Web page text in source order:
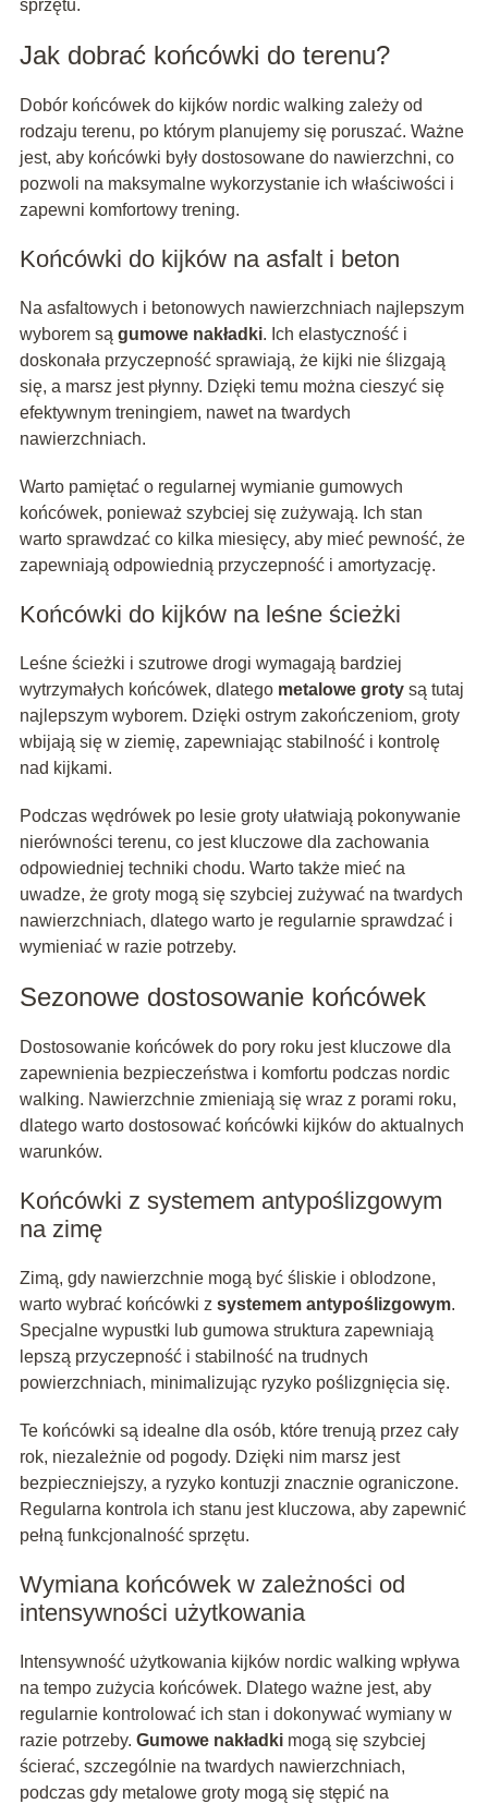
sprzętu.
Jak dobrać końcówki do terenu?
Dobór końcówek do kijków nordic walking zależy od
rodzaju terenu, po którym planujemy się poruszać. Ważne
jest, aby końcówki były dostosowane do nawierzchni, co
pozwoli na maksymalne wykorzystanie ich właściwości i
zapewni komfortowy trening.
Końcówki do kijków na asfalt i beton
Na asfaltowych i betonowych nawierzchniach najlepszym
wyborem są gumowe nakładki. Ich elastyczność i
doskonała przyczepność sprawiają, że kijki nie ślizgają
się, a marsz jest płynny. Dzięki temu można cieszyć się
efektywnym treningiem, nawet na twardych
nawierzchniach.
Warto pamiętać o regularnej wymianie gumowych
końcówek, ponieważ szybciej się zużywają. Ich stan
warto sprawdzać co kilka miesięcy, aby mieć pewność, że
zapewniają odpowiednią przyczepność i amortyzację.
Końcówki do kijków na leśne ścieżki
Leśne ścieżki i szutrowe drogi wymagają bardziej
wytrzymałych końcówek, dlatego metalowe grotysą tutaj
najlepszym wyborem. Dzięki ostrym zakończeniom, groty
wbijają się w ziemię, zapewniając stabilność i kontrolę
nad kijkami.
Podczas wędrówek po lesie groty ułatwiają pokonywanie
nierówności terenu, co jest kluczowe dla zachowania
odpowiedniej techniki chodu. Warto także mieć na
uwadze, że groty mogą się szybciej zużywać na twardych
nawierzchniach, dlatego warto je regularnie sprawdzać i
wymieniać w razie potrzeby.
Sezonowe dostosowanie końcówek
Dostosowanie końcówek do pory roku jest kluczowe dla
zapewnienia bezpieczeństwa i komfortu podczas nordic
walking. Nawierzchnie zmieniają się wraz z porami roku,
dlatego warto dostosować końcówki kijków do aktualnych
warunków.
Końcówki z systemem antypoślizgowym
na zimę
Zimą, gdy nawierzchnie mogą być śliskie i oblodzone,
warto wybrać końcówki z systemem antypoślizgowym.
Specjalne wypustki lub gumowa struktura zapewniają
lepszą przyczepność i stabilność na trudnych
powierzchniach, minimalizując ryzyko poślizgnięcia się.
Te końcówki są idealne dla osób, które trenują przez cały
rok, niezależnie od pogody. Dzięki nim marsz jest
bezpieczniejszy, a ryzyko kontuzji znacznie ograniczone.
Regularna kontrola ich stanu jest kluczowa, aby zapewnić
pełną funkcjonalność sprzętu.
Wymiana końcówek w zależności od
intensywności użytkowania
Intensywność użytkowania kijków nordic walking wpływa
na tempo zużycia końcówek. Dlatego ważne jest, aby
regularnie kontrolować ich stan i dokonywać wymiany w
razie potrzeby. Gumowe nakładkimogą się szybciej
ścierać, szczególnie na twardych nawierzchniach,
podczas gdy metalowe groty mogą się stępić na